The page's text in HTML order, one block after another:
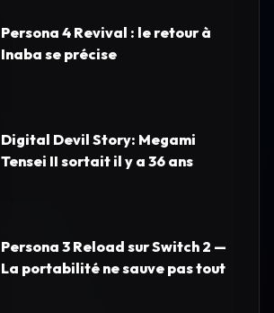
Persona 4 Revival : le retour à
Inaba se précise
Digital Devil Story: Megami
Tensei II sortait il y a 36 ans
Persona 3 Reload sur Switch 2 —
La portabilité ne sauve pas tout